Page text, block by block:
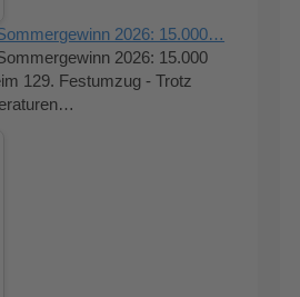
2026: 15.000…
2026: 15.000
129. Festumzug - Trotz